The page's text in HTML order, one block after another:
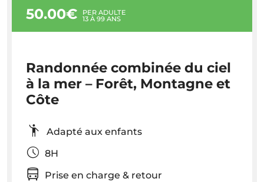
50.00€ PER ADULTE
13 À 99 ANS
Randonnée combinée du ciel
à la mer – Forêt, Montagne et
Côte
Adapté aux enfants
8H
Prise en charge & retour